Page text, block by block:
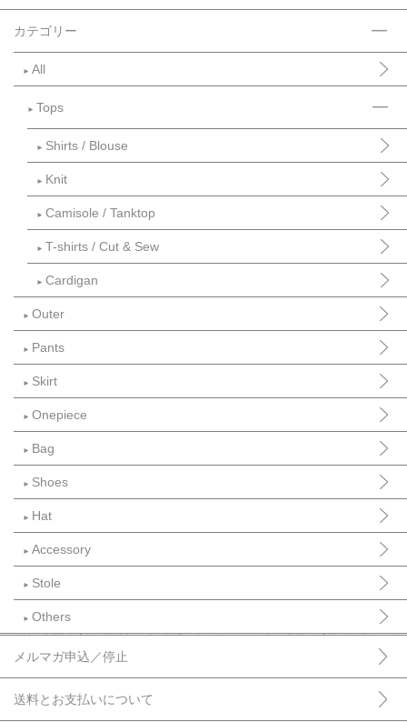
カテゴリー
► All
► Tops
► Shirts / Blouse
► Knit
► Camisole / Tanktop
► T-shirts / Cut & Sew
► Cardigan
► Outer
► Pants
► Skirt
► Onepiece
► Bag
► Shoes
► Hat
► Accessory
► Stole
► Others
メルマガ申込／停止
送料とお支払いについて